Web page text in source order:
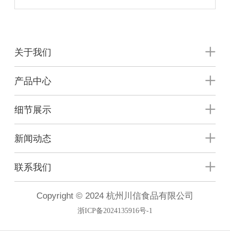
关于我们
产品中心
细节展示
新闻动态
联系我们
Copyright © 2024 杭州川信食品有限公司
浙ICP备2024135916号-1